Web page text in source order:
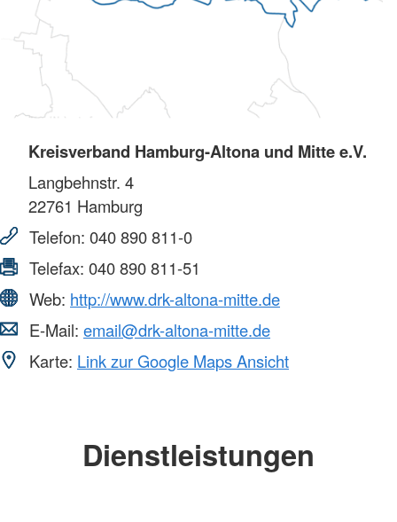
Kreisverband Hamburg-Altona und Mitte e.V.
Langbehnstr. 4
22761 Hamburg
Telefon: 040 890 811-0
Telefax: 040 890 811-51
Web: http://www.drk-altona-mitte.de
E-Mail: email@drk-altona-mitte.de
Karte: Link zur Google Maps Ansicht
Dienstleistungen